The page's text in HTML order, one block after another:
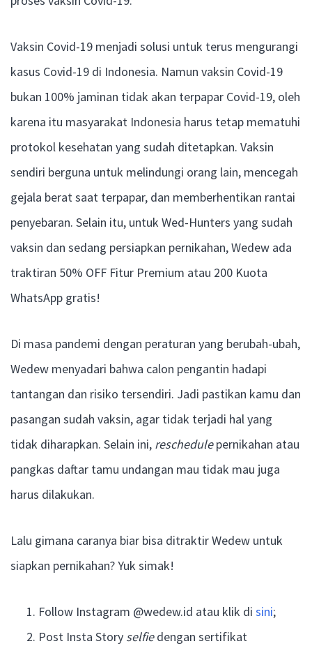
Vaksin Covid-19 menjadi solusi untuk terus mengurangi
kasus Covid-19 di Indonesia. Namun vaksin Covid-19
bukan 100% jaminan tidak akan terpapar Covid-19, oleh
karena itu masyarakat Indonesia harus tetap mematuhi
protokol kesehatan yang sudah ditetapkan. Vaksin
sendiri berguna untuk melindungi orang lain, mencegah
gejala berat saat terpapar, dan memberhentikan rantai
penyebaran. Selain itu, untuk Wed-Hunters yang sudah
vaksin dan sedang persiapkan pernikahan, Wedew ada
traktiran 50% OFF Fitur Premium atau 200 Kuota
WhatsApp gratis!
Di masa pandemi dengan peraturan yang berubah-ubah,
Wedew menyadari bahwa calon pengantin hadapi
tantangan dan risiko tersendiri. Jadi pastikan kamu dan
pasangan sudah vaksin, agar tidak terjadi hal yang
tidak diharapkan. Selain ini, reschedulepernikahan atau
pangkas daftar tamu undangan mau tidak mau juga
harus dilakukan.
Lalu gimana caranya biar bisa ditraktir Wedew untuk
siapkan pernikahan? Yuk simak!
Follow Instagram @wedew.id atau klik di sini;
Post Insta Story selfiedengan sertifikat